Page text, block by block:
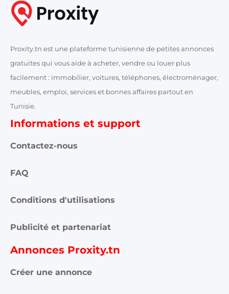
Proxity.tn est une plateforme tunisienne de petites annonces
gratuites qui vous aide à acheter, vendre ou louer plus
facilement : immobilier, voitures, téléphones, électroménager,
meubles, emploi, services et bonnes affaires partout en
Tunisie.
Informations et support
Contactez-nous
FAQ
Conditions d'utilisations
Publicité et partenariat
Annonces Proxity.tn
Créer une annonce